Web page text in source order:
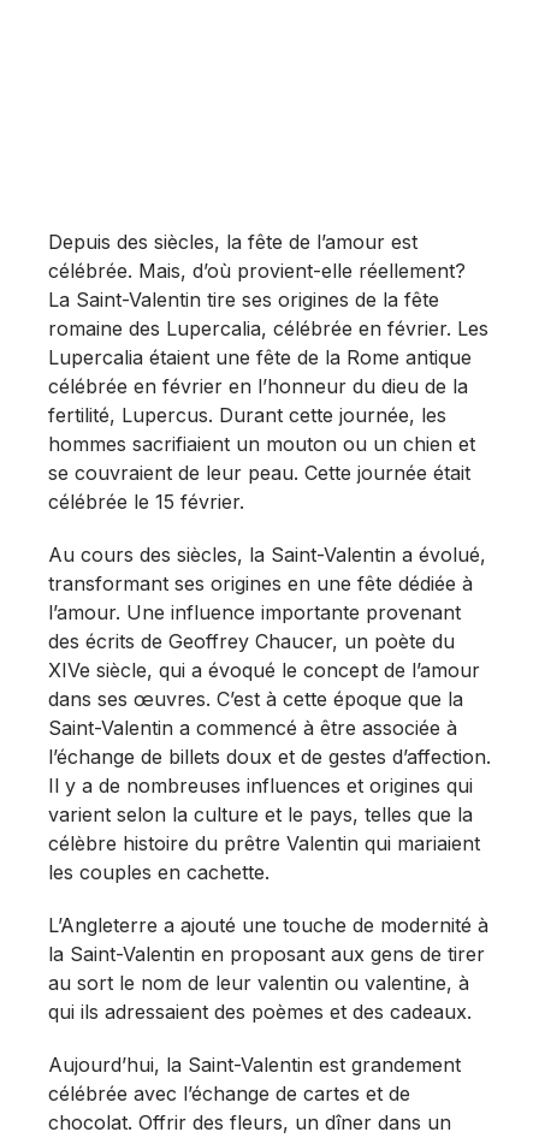
Depuis des siècles, la fête de l’amour est
célébrée. Mais, d’où provient-elle réellement?
La Saint-Valentin tire ses origines de la fête
romaine des Lupercalia, célébrée en février. Les
Lupercalia étaient une fête de la Rome antique
célébrée en février en l’honneur du dieu de la
fertilité, Lupercus. Durant cette journée, les
hommes sacrifiaient un mouton ou un chien et
se couvraient de leur peau. Cette journée était
célébrée le 15 février.
Au cours des siècles, la Saint-Valentin a évolué,
transformant ses origines en une fête dédiée à
l’amour. Une influence importante provenant
des écrits de Geoffrey Chaucer, un poète du
XIVe siècle, qui a évoqué le concept de l’amour
dans ses œuvres. C’est à cette époque que la
Saint-Valentin a commencé à être associée à
l’échange de billets doux et de gestes d’affection.
Il y a de nombreuses influences et origines qui
varient selon la culture et le pays, telles que la
célèbre histoire du prêtre Valentin qui mariaient
les couples en cachette.
L’Angleterre a ajouté une touche de modernité à
la Saint-Valentin en proposant aux gens de tirer
au sort le nom de leur valentin ou valentine, à
qui ils adressaient des poèmes et des cadeaux.
Aujourd’hui, la Saint-Valentin est grandement
célébrée avec l’échange de cartes et de
chocolat. Offrir des fleurs, un dîner dans un